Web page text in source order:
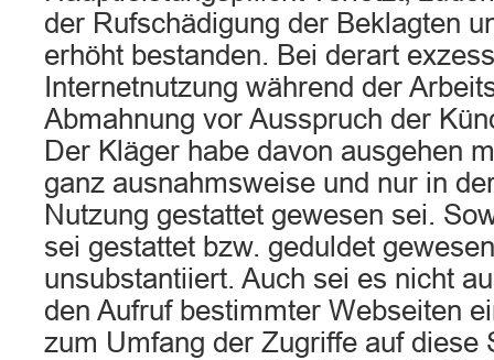
der Rufschädigung der Beklagten
erhöht bestanden. Bei derart
Internetnutzung während der
Abmahnung vor Ausspruch der
Der Kläger habe davon ausgehen
ganz ausnahmsweise und nur in
Nutzung gestattet gewesen sei.
sei gestattet bzw. geduldet
unsubstantiiert. Auch sei es nicht
den Aufruf bestimmter Webseiten
zum Umfang der Zugriffe auf diese